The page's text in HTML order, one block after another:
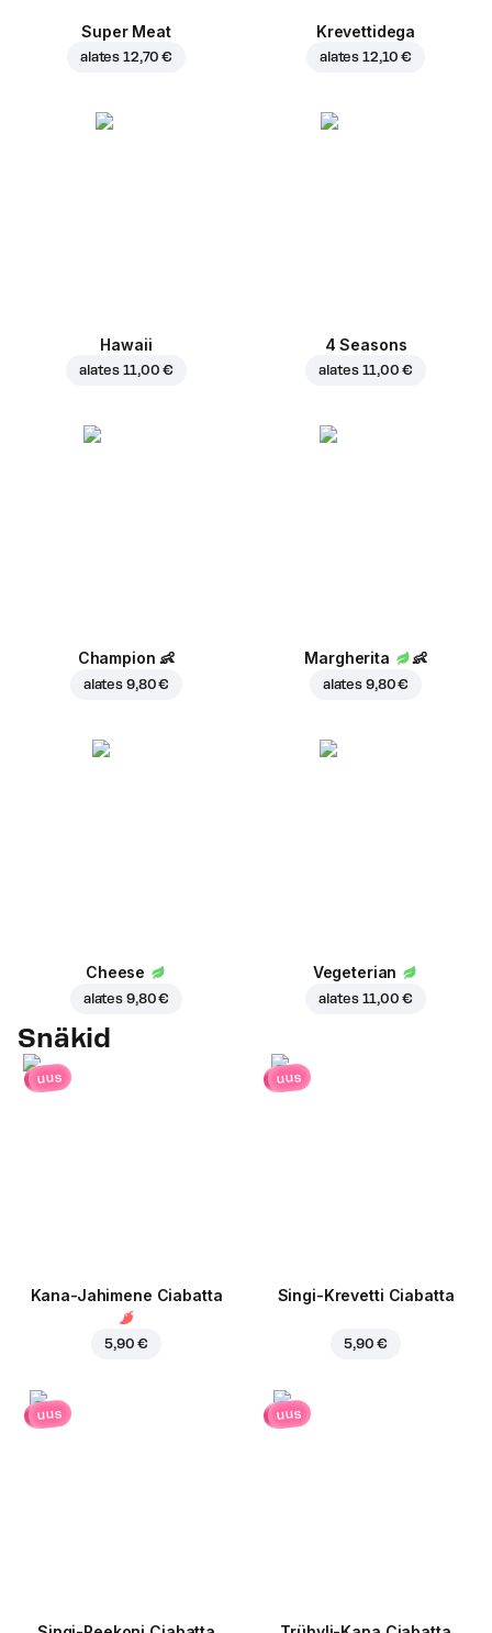
Super Meat
alates 12,70 €
Krevettidega
alates 12,10 €
Hawaii
alates 11,00 €
4 Seasons
alates 11,00 €
Champion 👶
alates 9,80 €
Margherita 👶
alates 9,80 €
Cheese
alates 9,80 €
Vegeterian
alates 11,00 €
Snäkid
uus
Kana-Jahimene Ciabatta
5,90 €
uus
Singi-Krevetti Ciabatta
5,90 €
uus uus